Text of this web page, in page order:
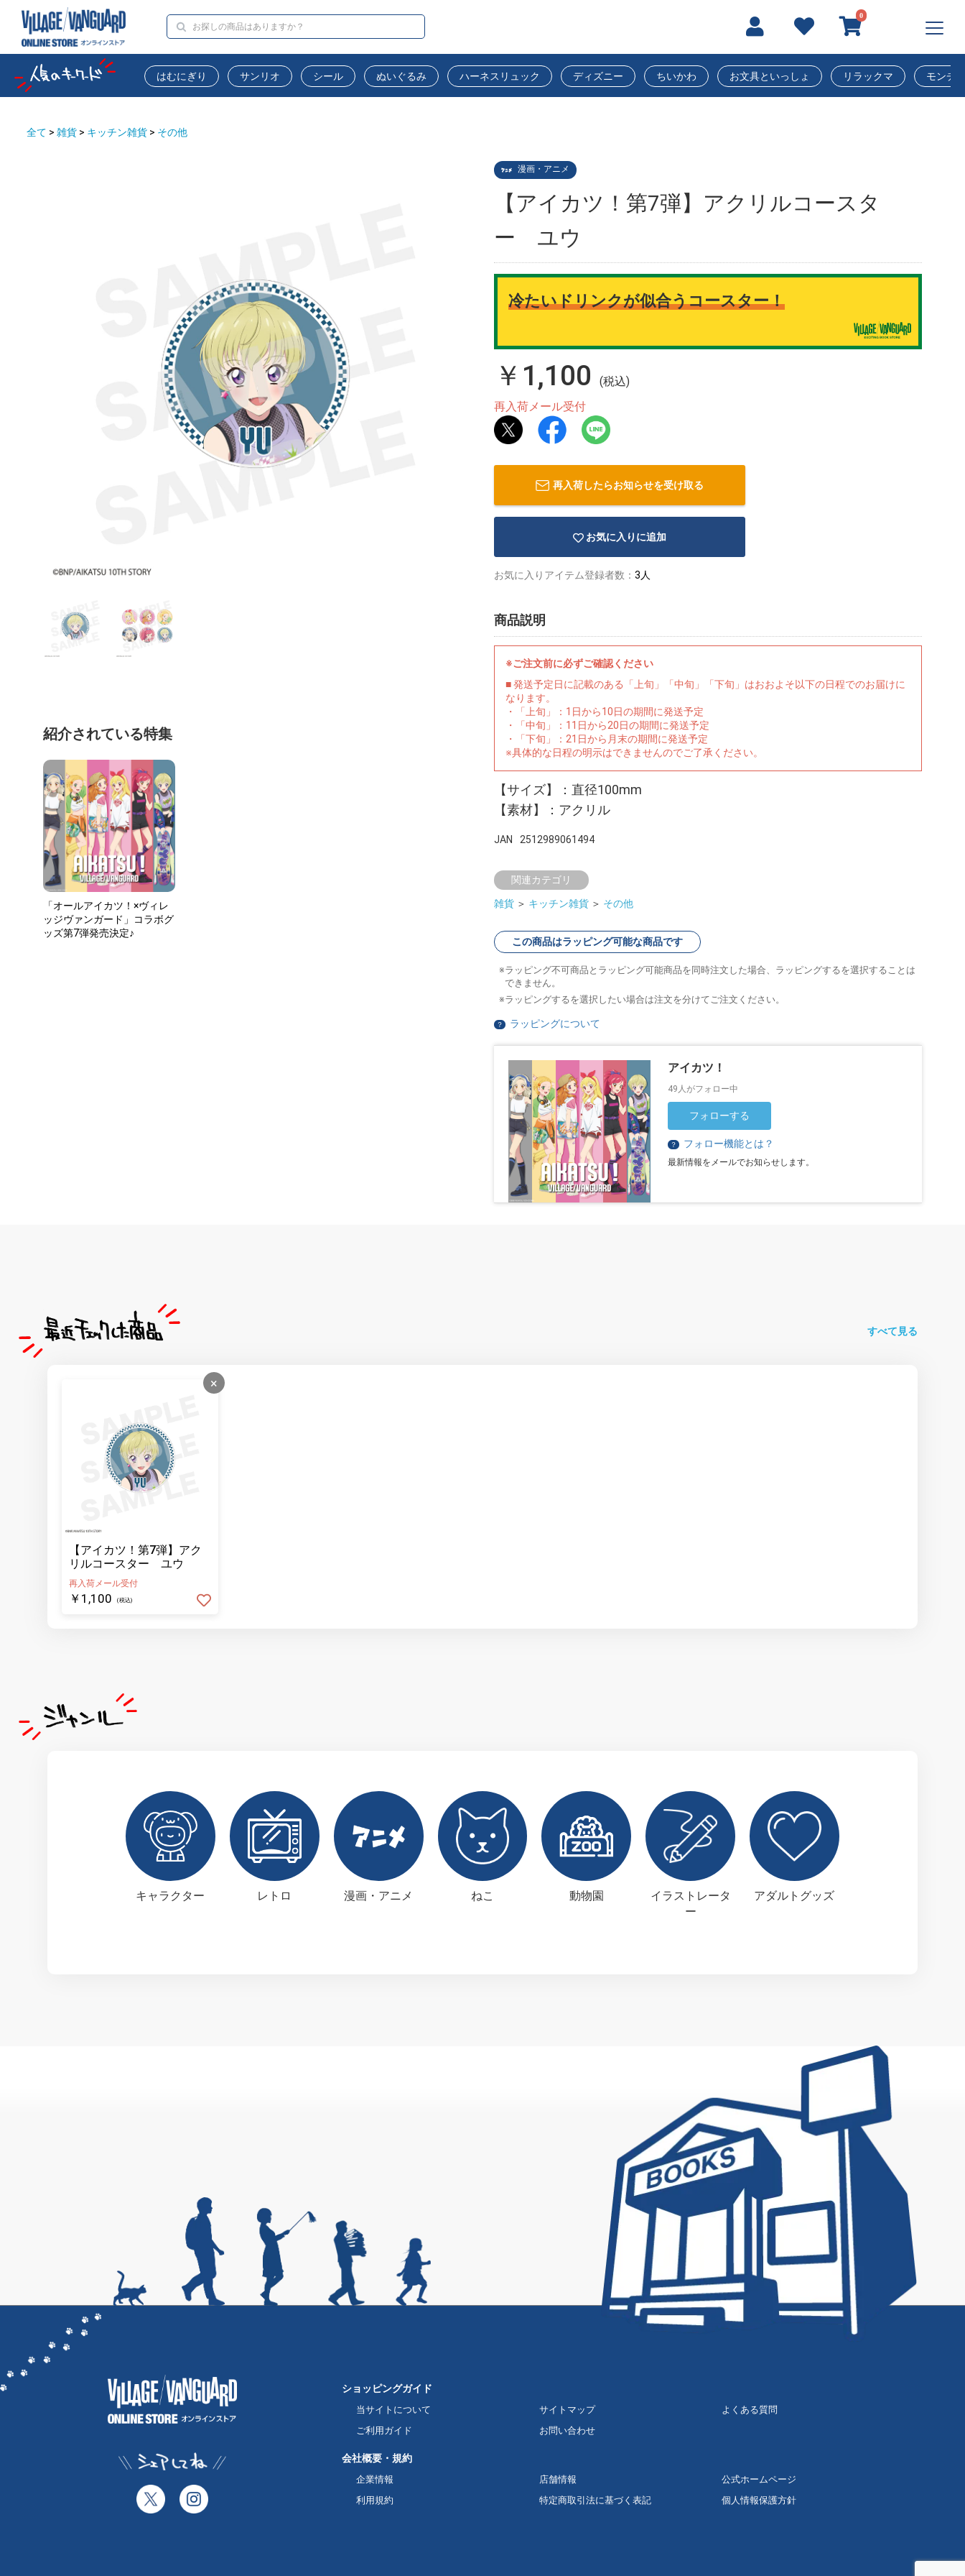
0
はむにぎり サンリオ シール ぬいぐるみ ハーネスリュック ディズニー ちいかわ お文具といっしょ リラックマ モンチ
全て > 雑貨 > キッチン雑貨 > その他
漫画・アニメ
【アイカツ！第7弾】アクリルコースタ
ー ユウ
冷たいドリンクが似合うコースター！
￥1,100
(税込)
再入荷メール受付
再入荷したらお知らせを受け取る
お気に入りに追加
お気に入りアイテム登録者数： 3人
商品説明
※ご注文前に必ずご確認ください
■ 発送予定日に記載のある「上旬」「中旬」「下旬」はおおよそ以下の日程でのお届けに
なります。
・「上旬」：1日から10日の期間に発送予定
・「中旬」：11日から20日の期間に発送予定
・「下旬」：21日から月末の期間に発送予定
※具体的な日程の明示はできませんのでご了承ください。
【サイズ】：直径100mm
【素材】：アクリル
JAN 2512989061494
関連カテゴリ
雑貨 ＞ キッチン雑貨 ＞ その他
この商品はラッピング可能な商品です
ラッピング不可商品とラッピング可能商品を同時注文した場合、ラッピングするを選択することは
できません。
ラッピングするを選択したい場合は注文を分けてご注文ください。
？ ラッピングについて
アイカツ！
49人がフォロー中
フォローする
？ フォロー機能とは？
最新情報をメールでお知らせします。
紹介されている特集
「オールアイカツ！×ヴィレ
ッジヴァンガード」コラボグ
ッズ第7弾発売決定♪
すべて見る
×
【アイカツ！第7弾】アク
リルコースター ユウ
再入荷メール受付
￥1,100 (税込)
キャラクター レトロ 漫画・アニメ ねこ 動物園
イラストレータ
ー
アダルトグッズ
ショッピングガイド
当サイトについて サイトマップ
よくある質問
ご利用ガイド
お問い合わせ
会社概要・規約
企業情報 店舗情報
公式ホームページ
利用規約
特定商取引法に基づく表記 個人情報保護方針